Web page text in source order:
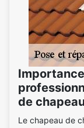
de
Le chapeau de